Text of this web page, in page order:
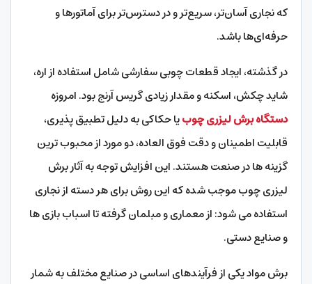
که نجاری آسان‌تر، سریع‌تر و در دسترس‌تر برای آماتورها و
حرفه‌ای‌ها باشد.
در گذشته، ایجاد قطعات چوبی سفارشی شامل استفاده از اره،
شاید چکش، اسکنه و مقدار زیادی گریس آرنج بود. امروزه
دستگاه برش لیزری چوبیا حکاکی به دلیل تطبیق پذیری،
قابلیت اطمینان و دقت فوق العاده، دو مورد از محبوب ترین
گزینه ها در صنعت هستند. این افزایش توجه به آثار برش
لیزری چوب موجب شده که این روش برای هر دسته از نجاری
استفاده می شود: از معماری و مبلمان گرفته تا اسباب بازی ها
و صنایع دستی.
برش مواد یکی از فرآیندهای اساسی در صنایع مختلف به شمار